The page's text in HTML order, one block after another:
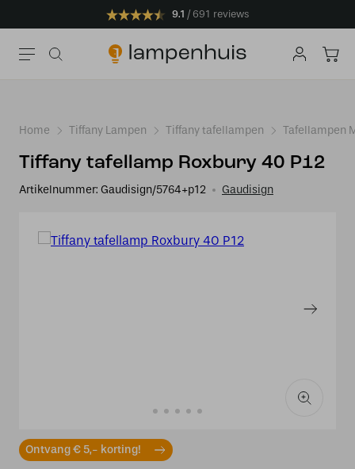
9.1 691 reviews
Home Tiffany Lampen Tiffany tafellampen Tafellampen
Tiffany tafellamp Roxbury 40 P12
Artikelnummer: Gaudisign/5764+p12 Gaudisign
Ontvang € 5,- korting!